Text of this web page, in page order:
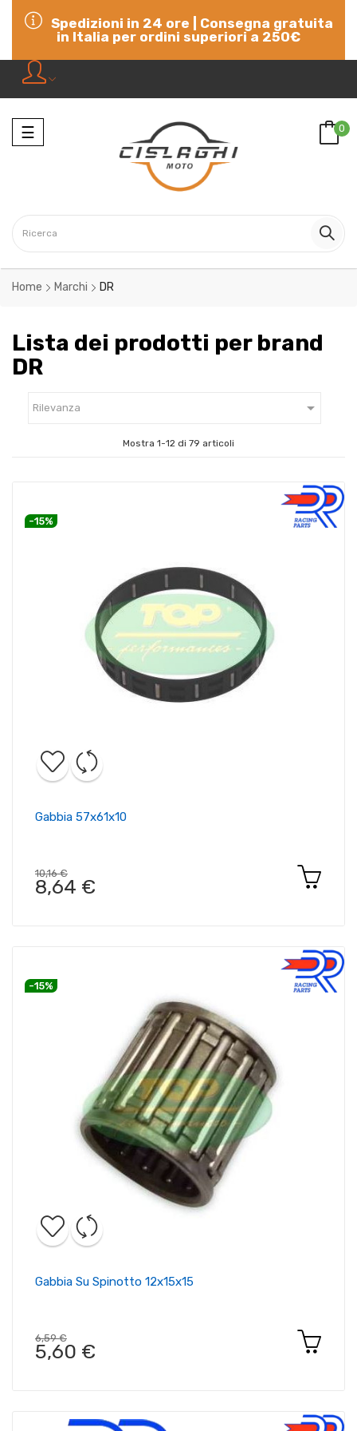
Spedizioni in 24 ore | Consegna gratuita
in Italia per ordini superiori a 250€
Navigazione
☰ 0
Home Marchi DR
Lista dei prodotti per brand
DR
Rilevanza 
Mostra 1-12 di 79 articoli
-15%
Gabbia 57x61x10
10,16 €
8,64 €
-15%
Gabbia Su Spinotto 12x15x15
6,59 €
5,60 €